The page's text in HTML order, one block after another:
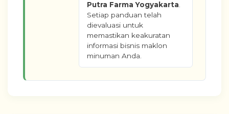
Putra Farma Yogyakarta
Setiap panduan telah
dievaluasi untuk
memastikan keakuratan
informasi bisnis maklon
minuman Anda.